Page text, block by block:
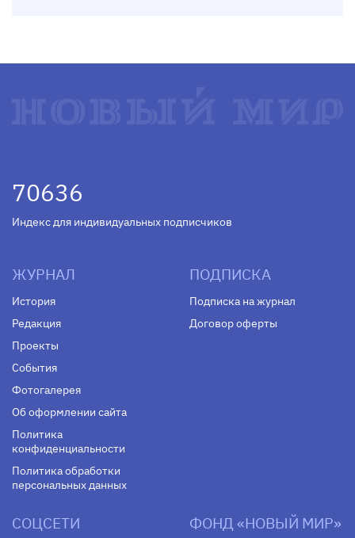
70636
Индекс для индивидуальных подписчиков
ЖУРНАЛ
История
Редакция
Проекты
События
Фотогалерея
Об оформлении сайта
Политика
конфиденциальности
Политика обработки
персональных данных
ПОДПИСКА
Подписка на журнал
Договор оферты
СОЦСЕТИ ФОНД «НОВЫЙ МИР»